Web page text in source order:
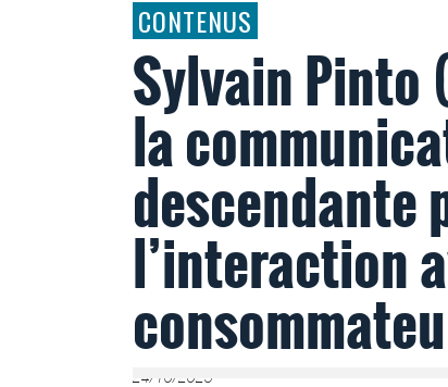
CONTENUS
Sylvain Pinto
la
descendante
l’interaction
24/10/2025